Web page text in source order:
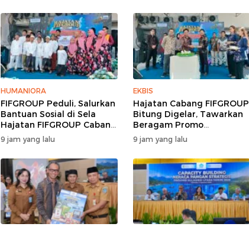
HUMANIORA
FIFGROUP Peduli, Salurkan
Bantuan Sosial di Sela
Hajatan FIFGROUP Cabang
Bitung
9 jam yang lalu
EKBIS
Hajatan Cabang FIFGROUP
Bitung Digelar, Tawarkan
Beragam Promo
Pembiayaan untuk Warga
9 jam yang lalu